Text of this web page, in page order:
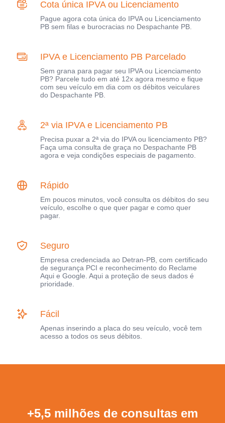
Cota única IPVA ou Licenciamento
Pague agora cota única do IPVA ou Licenciamento
PB sem filas e burocracias no Despachante PB.
IPVA e Licenciamento PB Parcelado
Sem grana para pagar seu IPVA ou Licenciamento
PB? Parcele tudo em até 12x agora mesmo e fique
com seu veículo em dia com os débitos veiculares
do Despachante PB.
2ª via IPVA e Licenciamento PB
Precisa puxar a 2ª via do IPVA ou licenciamento PB?
Faça uma consulta de graça no Despachante PB
agora e veja condições especiais de pagamento.
Rápido
Em poucos minutos, você consulta os débitos do seu
veículo, escolhe o que quer pagar e como quer
pagar.
Seguro
Empresa credenciada ao Detran-PB, com certificado
de segurança PCI e reconhecimento do Reclame
Aqui e Google. Aqui a proteção de seus dados é
prioridade.
Fácil
Apenas inserindo a placa do seu veículo, você tem
acesso a todos os seus débitos.
+5,5 milhões de consultas em